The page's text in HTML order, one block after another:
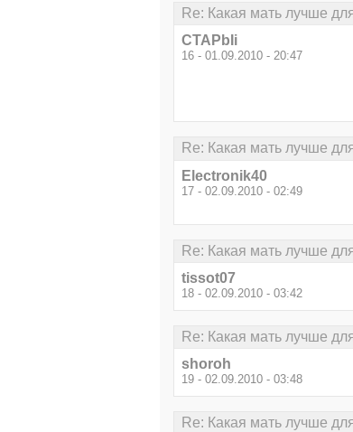
Re: Какая мать лучше
CTAPbIi
16 - 01.09.2010 - 20:47
Re: Какая мать лучше
Electronik40
17 - 02.09.2010 - 02:49
Re: Какая мать лучше
tissot07
18 - 02.09.2010 - 03:42
Re: Какая мать лучше
shoroh
19 - 02.09.2010 - 03:48
Re: Какая мать лучше